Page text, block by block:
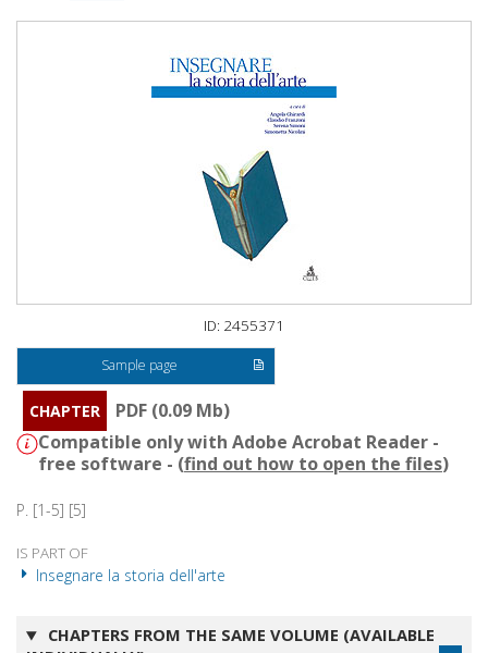
ID: 2455371
Sample page
CHAPTER
PDF (0.09 Mb)
Compatible only with Adobe Acrobat Reader -
free software - (find out how to open the files)
P. [1-5] [5]
IS PART OF
Insegnare la storia dell'arte
CHAPTERS FROM THE SAME VOLUME (AVAILABLE